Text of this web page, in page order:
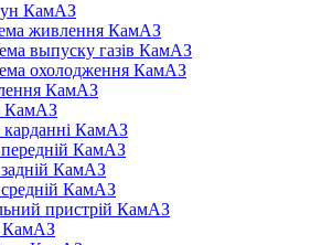
КамАЗ
живлення КамАЗ
выпуску газів КамАЗ
охолодження КамАЗ
КамАЗ
КамАЗ
карданні КамАЗ
КамАЗ
КамАЗ
КамАЗ
пристрій КамАЗ
КамАЗ